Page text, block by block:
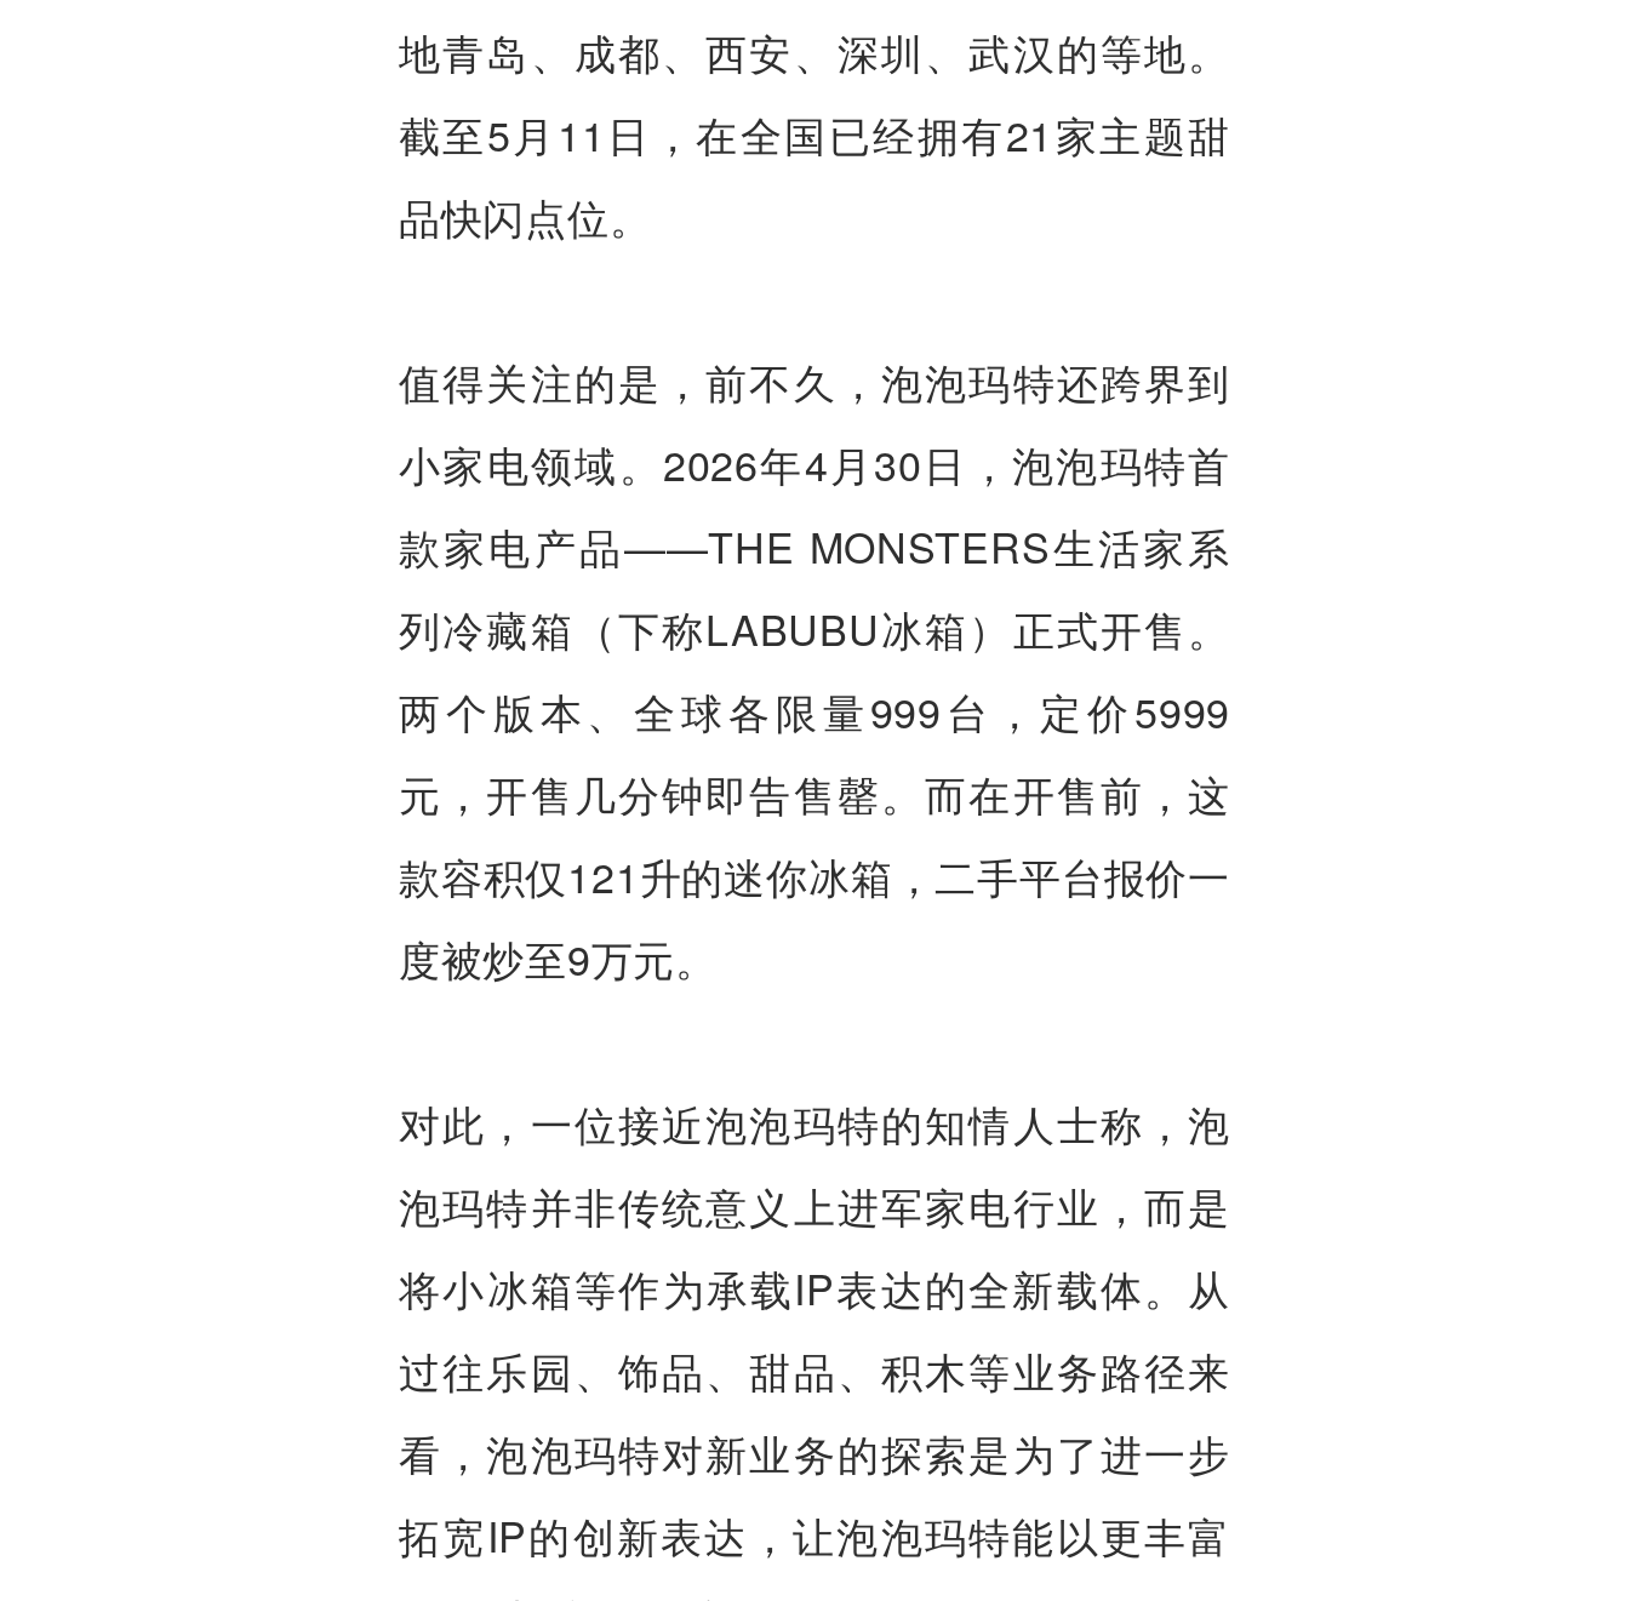
地青岛、成都、西安、深圳、武汉的等地。
截至5月11日，在全国已经拥有21家主题甜
品快闪点位。
值得关注的是，前不久，泡泡玛特还跨界到
小家电领域。2026年4月30日，泡泡玛特首
款家电产品——THE MONSTERS生活家系
列冷藏箱（下称LABUBU冰箱）正式开售。
两个版本、全球各限量999台，定价5999
元，开售几分钟即告售罄。而在开售前，这
款容积仅121升的迷你冰箱，二手平台报价一
度被炒至9万元。
对此，一位接近泡泡玛特的知情人士称，泡
泡玛特并非传统意义上进军家电行业，而是
将小冰箱等作为承载IP表达的全新载体。从
过往乐园、饰品、甜品、积木等业务路径来
看，泡泡玛特对新业务的探索是为了进一步
拓宽IP的创新表达，让泡泡玛特能以更丰富